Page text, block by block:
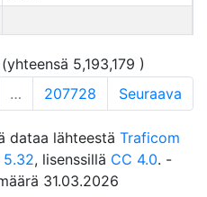
5,193,179 )
… 207728 Seuraava
dataa lähteestä Traficom
5.32, lisenssillä CC 4.0. -
31.03.2026